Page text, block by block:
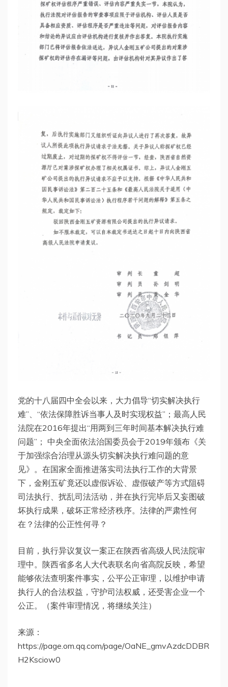
党的十八届四中全会以来，大力倡导“切实解决执行
难”、“依法保障胜诉当事人及时实现权益”；最高人民
法院在2016年提出“用两到三年时间基本解决执行难
问题”； 中央全面依法治国委员会于2019年颁布《关
于加强综合治理从源头切实解决执行难问题的意
见》。在国家全面推进落实司法执行工作的大背景
下，金刚五矿竟还以虚假诉讼、虚假破产等方式阻碍
司法执行、扰乱司法活动，并在执行完毕后又妄图破
坏执行成果，破坏正常经济秩序。法律的严肃性何
在？法律的公正性何寻？
目前，执行异议复议一案正在陕西省高级人民法院审
理中。陕西省多名人大代表联名向省高院反映，希望
能够依法查明案件事实，公平公正审理，以维护申请
执行人的合法权益，守护司法权威，还受害企业一个
公正。（案件审理情况，将继续关注）
来源：
https://page.om.qq.com/page/OaNE_gmvAzdcDDBR
H2Ksciow0